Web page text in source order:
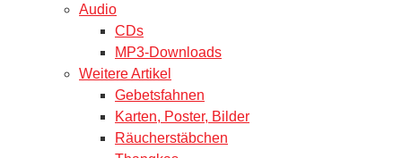
Audio
CDs
MP3-Downloads
Weitere Artikel
Gebetsfahnen
Karten, Poster, Bilder
Räucherstäbchen